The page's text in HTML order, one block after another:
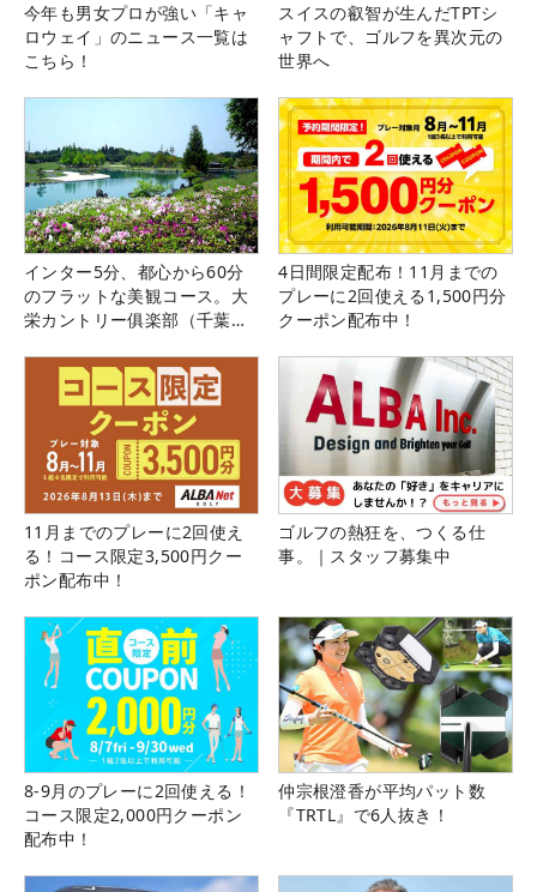
今年も男女プロが強い「キャ
ロウェイ」のニュース一覧は
こちら！
スイスの叡智が生んだTPTシ
ャフトで、ゴルフを異次元の
世界へ
インター5分、都心から60分
のフラットな美観コース。大
栄カントリー俱楽部（千葉
4日間限定配布！11月までの
プレーに2回使える1,500円分
クーポン配布中！
11月までのプレーに2回使え
る！コース限定3,500円クー
ポン配布中！
ゴルフの熱狂を、つくる仕
事。｜スタッフ募集中
8-9月のプレーに2回使える！
コース限定2,000円クーポン
配布中！
仲宗根澄香が平均パット数
『TRTL』で6人抜き！